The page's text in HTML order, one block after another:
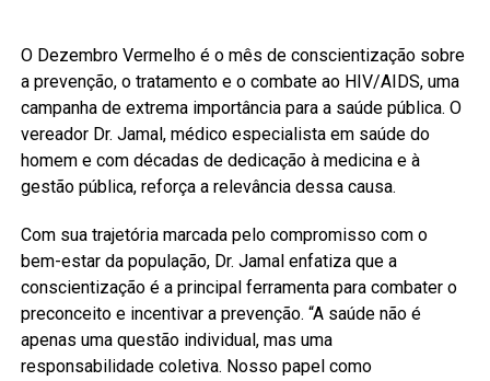
O Dezembro Vermelho é o mês de conscientização sobre
a prevenção, o tratamento e o combate ao HIV/AIDS, uma
campanha de extrema importância para a saúde pública. O
vereador Dr. Jamal, médico especialista em saúde do
homem e com décadas de dedicação à medicina e à
gestão pública, reforça a relevância dessa causa.
Com sua trajetória marcada pelo compromisso com o
bem-estar da população, Dr. Jamal enfatiza que a
conscientização é a principal ferramenta para combater o
preconceito e incentivar a prevenção. “A saúde não é
apenas uma questão individual, mas uma
responsabilidade coletiva. Nosso papel como